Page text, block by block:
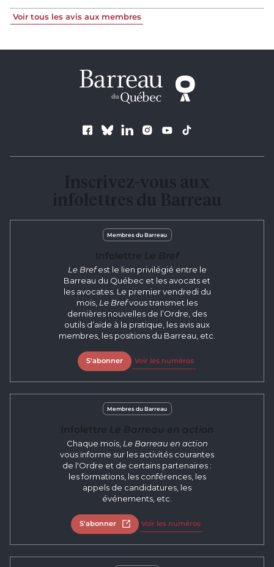
Voir tous les avis aux membres
Suivez le Barreau
Membres du Barreau
Le Brefest le lien privilégié entre le
Barreau du Québec et les avocats et
les avocates. Le premier vendredi du
mois, Le Brefvous transmet les
dernières nouvelles de l’Ordre, des
outils d’aide à la pratique, les avis aux
membres, les positions du Barreau, etc.
S'abonner Voir les numéros
Membres du Barreau
Chaque mois, Le Barreau en action
vous informe sur les activités courantes
de l'Ordre et de certains partenaires :
les formations, les conférences, les
appels de candidatures, les
événements, etc.
S'abonner Ouvrir dans un nouvel onglet
Voir les numéros